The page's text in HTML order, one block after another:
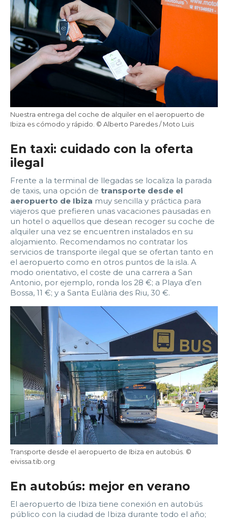
Nuestra entrega del coche de alquiler en el aeropuerto de
Ibiza es cómodo y rápido. © Alberto Paredes / Moto Luis
En taxi: cuidado con la oferta
ilegal
Frente a la terminal de llegadas se localiza la parada
de taxis, una opción de transporte desde el
aeropuerto de Ibiza muy sencilla y práctica para
viajeros que prefieren unas vacaciones pausadas en
un hotel o aquellos que desean recoger su coche de
alquiler una vez se encuentren instalados en su
alojamiento. Recomendamos no contratar los
servicios de transporte ilegal que se ofertan tanto en
el aeropuerto como en otros puntos de la isla. A
modo orientativo, el coste de una carrera a San
Antonio, por ejemplo, ronda los 28 €; a Playa d’en
Bossa, 11 €; y a Santa Eulària des Riu, 30 €.
Transporte desde el aeropuerto de Ibiza en autobús. ©
eivissa.tib.org
En autobús: mejor en verano
El aeropuerto de Ibiza tiene conexión en autobús
público con la ciudad de Ibiza durante todo el año;